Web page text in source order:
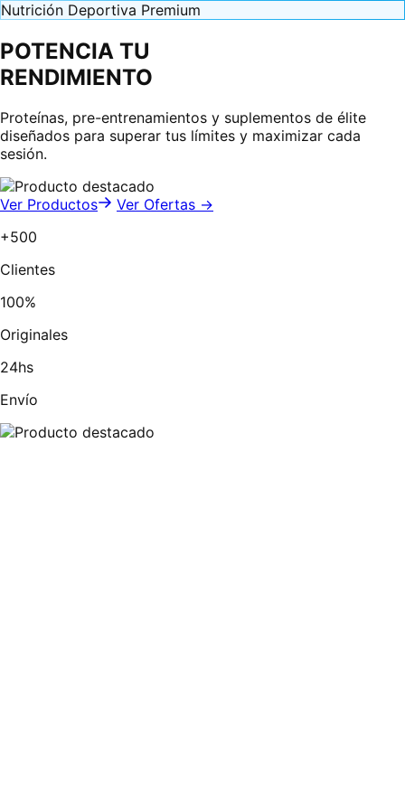
Nutrición Deportiva Premium
POTENCIA TU
RENDIMIENTO
Proteínas, pre-entrenamientos y suplementos de élite
diseñados para superar tus límites y maximizar cada
sesión.
Ver Productos
Ver Ofertas →
+500
Clientes
100%
Originales
24hs
Envío